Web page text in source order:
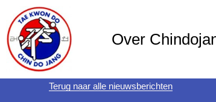
Over
Terug naar alle nieuwsberichten